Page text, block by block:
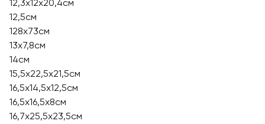
12,3х12х20,4см
12,5см
128x73см
13х7,8см
14см
15,5х22,5х21,5см
16,5х14,5х12,5см
16,5х16,5х8см
16,7х25,5х23,5см